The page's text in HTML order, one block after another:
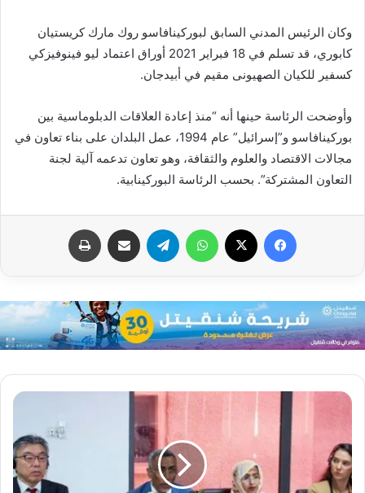
وكان الرئيس المدني السابق لبوركينافاسو روك مارك كريستيان
كابوري، قد تسلم في 18 فبراير 2021 أوراق اعتماد ليو فينوفيزكي
كسفير للكيان الصهيونى مقيم في أبيدجان.
وأوضحت الرئاسة حينها أنه “منذ إعادة العلاقات الدبلوماسية بين
بوركينافاسو و”إسرائيل” عام 1994، عمل البلدان على بناء تعاون في
مجالات الاقتصاد والعلوم والثقافة، وهو تعاون تدعمه آلية لجنة
التعاون المشتركة”. بحسب الرئاسة البوركينابية.
فيسبوك واتساب تيلقرام مشاركة عبر البريد